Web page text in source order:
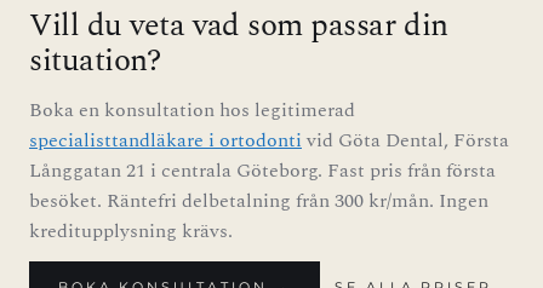
Vill du veta vad som passar din
situation?
Boka en konsultation hos legitimerad
specialisttandläkare i ortodontivid Göta Dental, Första
Långgatan 21 i centrala Göteborg. Fast pris från första
besöket. Räntefri delbetalning från 300 kr/mån. Ingen
kreditupplysning krävs.